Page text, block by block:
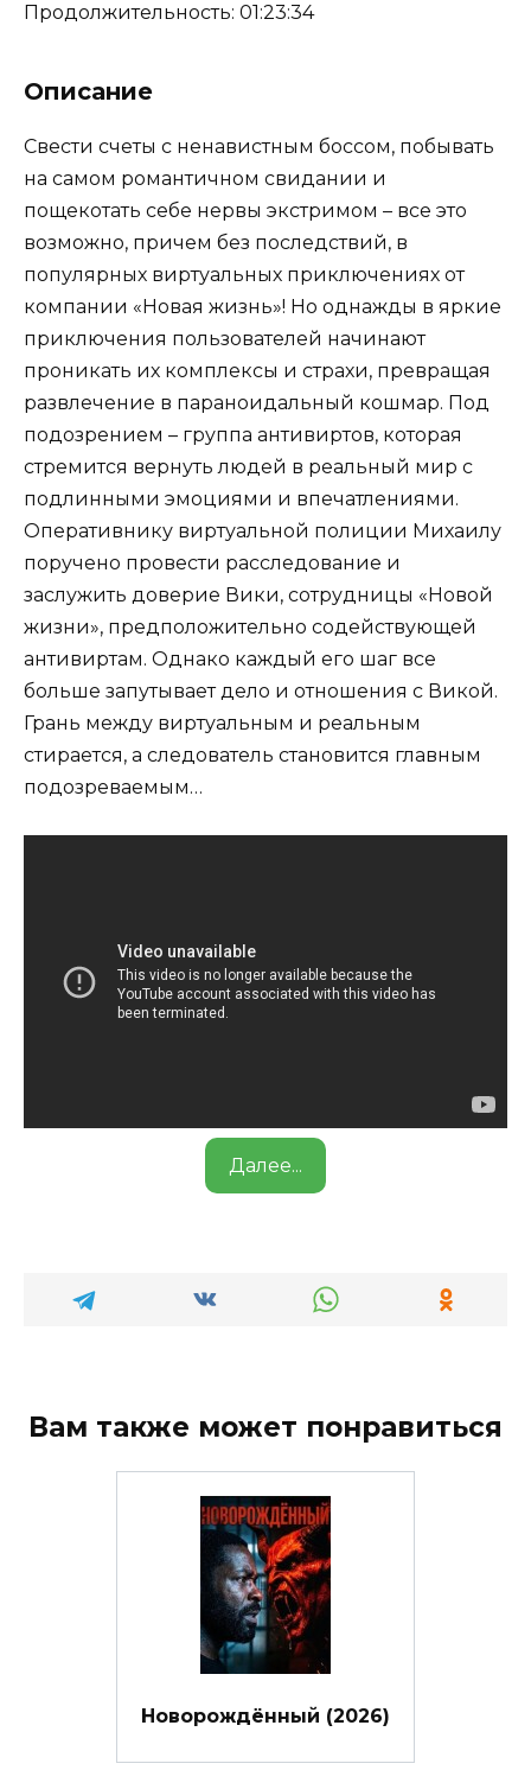
Продолжительность: 01:23:34
Описание
Свести счеты с ненавистным боссом, побывать
на самом романтичном свидании и
пощекотать себе нервы экстримом – все это
возможно, причем без последствий, в
популярных виртуальных приключениях от
компании «Новая жизнь»! Но однажды в яркие
приключения пользователей начинают
проникать их комплексы и страхи, превращая
развлечение в параноидальный кошмар. Под
подозрением – группа антивиртов, которая
стремится вернуть людей в реальный мир с
подлинными эмоциями и впечатлениями.
Оперативнику виртуальной полиции Михаилу
поручено провести расследование и
заслужить доверие Вики, сотрудницы «Новой
жизни», предположительно содействующей
антивиртам. Однако каждый его шаг все
больше запутывает дело и отношения с Викой.
Грань между виртуальным и реальным
стирается, а следователь становится главным
подозреваемым…
Далее...
Вам также может понравиться
Новорождённый (2026)